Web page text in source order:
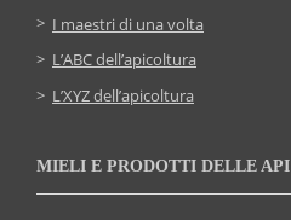
I maestri di una volta
L’ABC dell’apicoltura
L’XYZ dell’apicoltura
MIELI E PRODOTTI DELLE API